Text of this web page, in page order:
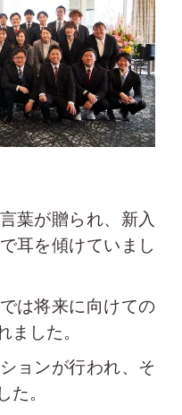
葉が贈られ、新入
耳を傾けていまし
は将来に向けての
ました。
ョンが行われ、そ
た。